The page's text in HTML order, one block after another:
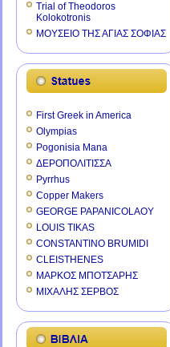
Trial of Theodoros
Kolokotronis
ΜΟΥΣΕΙΟ ΤΗΣ ΑΓΙΑΣ ΣΟΦΙΑΣ
First Greek in America
Olympias
Pogonisia Mana
ΔΕΡΟΠΟΛΙΤΙΣΣΑ
Pyrrhus
Copper Makers
GEORGE PAPANICOLAOY
LOUIS TIKAS
CONSTANTINO BRUMIDI
CLEISTHENES
ΜΑΡΚΟΣ ΜΠΟΤΣΑΡΗΣ
ΜΙΧΑΛΗΣ ΣΕΡΒΟΣ